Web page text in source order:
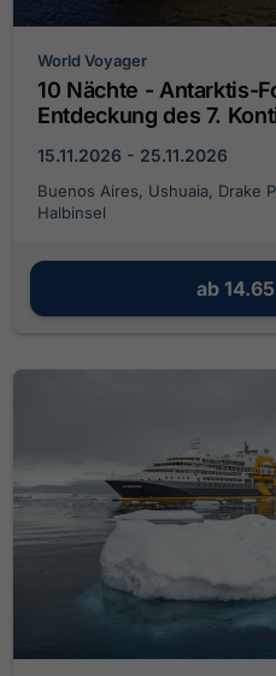
World Voyager
10 Nächte - Antarktis-
Entdeckung des 7.
15.11.2026 - 25.11.2026
Buenos Aires, Ushuaia, Drake
Halbinsel
ab